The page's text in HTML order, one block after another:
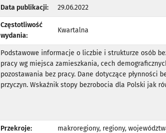
Data publikacji: 29.06.2022
Częstotliwość
wydania:
Kwartalna
Podstawowe informacje o liczbie i strukturze osób
pracy wg miejsca zamieszkania, cech
pozostawania bez pracy. Dane dotyczące płynności
przyczyn. Wskaźnik stopy bezrobocia dla Polski jak
Przekroje: makroregiony, regiony,